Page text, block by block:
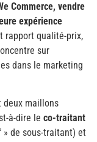
Commerce, vendre
expérience
rapport qualité-prix,
sur
dans le marketing
deux maillons
à-dire le co-traitant
» de sous-traitant) et